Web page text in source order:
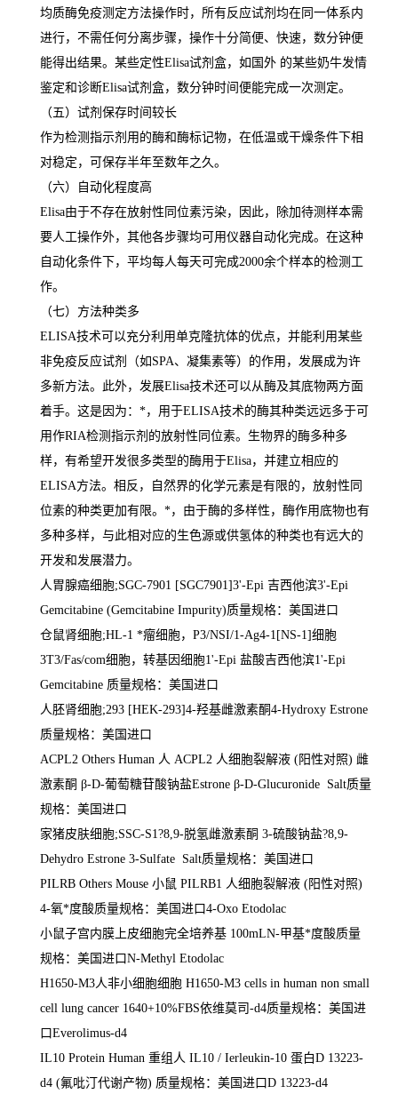
均质酶免疫测定方法操作时，所有反应试剂均在同一体系内
进行，不需任何分离步骤，操作十分简便、快速，数分钟便
能得出结果。某些定性Elisa试剂盒，如国外 的某些奶牛发情
鉴定和诊断Elisa试剂盒，数分钟时间便能完成一次测定。
（五）试剂保存时间较长
作为检测指示剂用的酶和酶标记物，在低温或干燥条件下相
对稳定，可保存半年至数年之久。
（六）自动化程度高
Elisa由于不存在放射性同位素污染，因此，除加待测样本需
要人工操作外，其他各步骤均可用仪器自动化完成。在这种
自动化条件下，平均每人每天可完成2000余个样本的检测工
作。
（七）方法种类多
ELISA技术可以充分利用单克隆抗体的优点，并能利用某些
非免疫反应试剂（如 SPA、凝集素等）的作用，发展成为许
多新方法。此外，发展Elisa技术还可以从酶及其底物两方面
着手。这是因为： *，用于ELISA技术的酶其种类远远多于可
用作RIA检测指示剂的放射性同位素。生物界的酶多种多
样，有希望开发很多类型的酶用于Elisa，并建立相应的
ELISA方法。相反，自然界的化学元素是有限的，放射性同
位素的种类更加有限。 *，由于酶的多样性，酶作用底物也有
多种多样，与此相对应的生色源或供氢体的种类也有远大的
开发和发展潜力。
人胃腺癌细胞;SGC-7901 [SGC7901]3'-Epi 吉西他滨3'-Epi
Gemcitabine (Gemcitabine Impurity)质量规格：美国进口
仓鼠肾细胞;HL-1 *瘤细胞， P3/NSI/1-Ag4-1[NS-1]细胞
3T3/Fas/com细胞，转基因细胞1'-Epi 盐酸吉西他滨1'-Epi
Gemcitabine 质量规格：美国进口
人胚肾细胞;293 [HEK-293]4-羟基雌激素酮4-Hydroxy Estrone
质量规格：美国进口
ACPL2 Others Human 人 ACPL2 人细胞裂解液 (阳性对照) 雌
激素酮 β-D-葡萄糖苷酸钠盐Estrone β-D-Glucuronide Salt质量
规格：美国进口
家猪皮肤细胞;SSC-S1?8,9-脱氢雌激素酮 3-硫酸钠盐?8,9-
Dehydro Estrone 3-Sulfate Salt质量规格：美国进口
PILRB Others Mouse 小鼠 PILRB1 人细胞裂解液 (阳性对照)
4-氧*度酸质量规格：美国进口4-Oxo Etodolac
小鼠子宫内膜上皮细胞完全培养基 100mLN-甲基*度酸质量
规格：美国进口N-Methyl Etodolac
H1650-M3人非小细胞细胞 H1650-M3 cells in human non small
cell lung cancer 1640+10%FBS依维莫司 -d4质量规格：美国进
口Everolimus-d4
IL10 Protein Human 重组人 IL10 / Ierleukin-10 蛋白D 13223-
d4 (氟吡汀代谢产物) 质量规格：美国进口D 13223-d4